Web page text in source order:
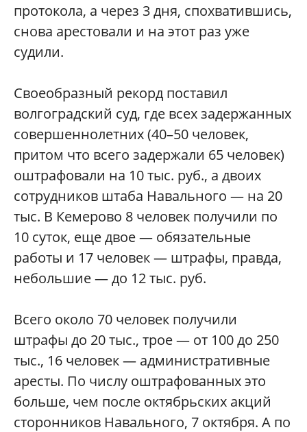
протокола, а через 3 дня, спохватившись,
снова арестовали и на этот раз уже
судили.
Своеобразный рекорд поставил
волгоградский суд, где всех задержанных
совершеннолетних (40–50 человек,
притом что всего задержали 65 человек)
оштрафовали на 10 тыс. руб., а двоих
сотрудников штаба Навального — на 20
тыс. В Кемерово 8 человек получили по
10 суток, еще двое — обязательные
работы и 17 человек — штрафы, правда,
небольшие — до 12 тыс. руб.
Всего около 70 человек получили
штрафы до 20 тыс., трое — от 100 до 250
тыс., 16 человек — административные
аресты. По числу оштрафованных это
больше, чем после октябрьских акций
сторонников Навального, 7 октября. А по